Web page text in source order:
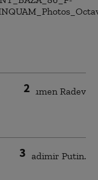
2
3